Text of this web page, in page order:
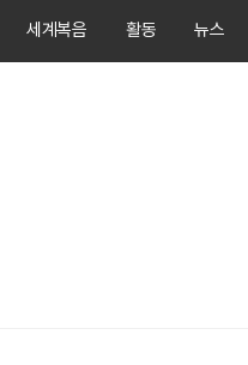
세계복음 활동 뉴스